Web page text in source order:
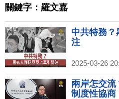
關鍵字：羅文嘉
中共特務？
注
2025-03-26
兩岸怎交流
制度性協商